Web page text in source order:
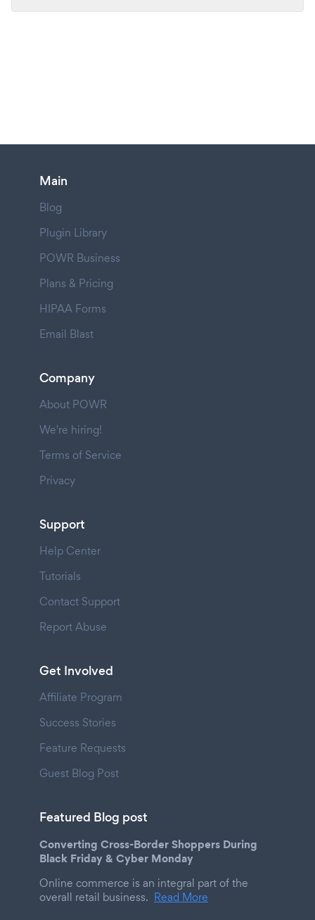
Main
Blog
Plugin Library
POWR Business
Plans & Pricing
HIPAA Forms
Email Blast
Company
About POWR
We're hiring!
Terms of Service
Privacy
Support
Help Center
Tutorials
Contact Support
Report Abuse
Get Involved
Affiliate Program
Success Stories
Feature Requests
Guest Blog Post
Featured Blog post
Converting Cross-Border Shoppers During
Black Friday & Cyber Monday
Online commerce is an integral part of the
overall retail business. Read More